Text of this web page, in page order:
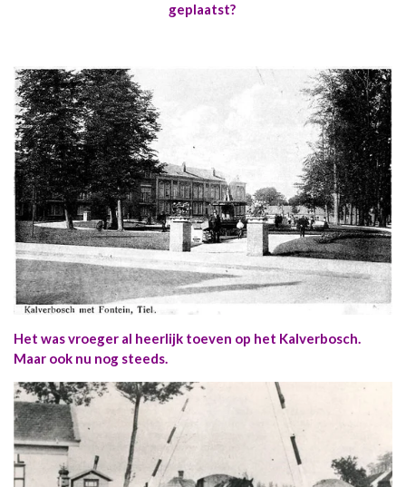
geplaatst?
Het was vroeger al heerlijk toeven op het Kalverbosch.
Maar ook nu nog steeds.